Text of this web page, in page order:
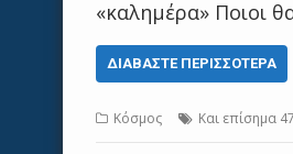
«καλημέρα» Ποιοι
ΔΙΑΒΆΣΤΕ ΠΕΡΙΣΣΌΤΕΡΑ
Κόσμος Και επίσημα